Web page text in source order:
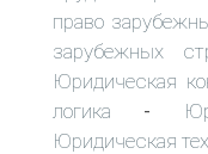
право
зарубежных
Юридическая
логика -
Юридическая